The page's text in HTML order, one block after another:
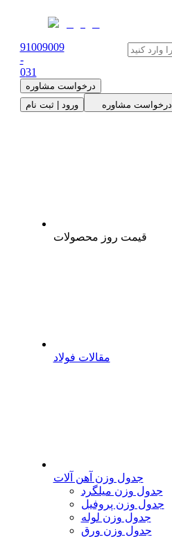
91009009
-
031
درخواست مشاوره
ورود | ثبت نام
درخواست مشاوره
قیمت روز محصولات
مقالات فولاد
جدول وزن آهن آلات
جدول وزن میلگرد
جدول وزن پروفیل
جدول وزن لوله
جدول وزن ورق